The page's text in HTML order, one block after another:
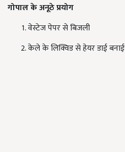
गोपाल के अनूठे प्रयोग
वेस्टेज पेपर से बिजली
केले के लिक्विड से हेयर डाई बनाई